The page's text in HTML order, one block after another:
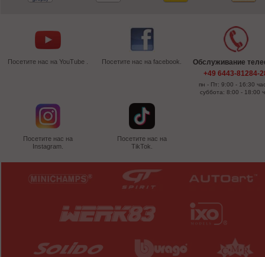
Посетите нас на YouTube . Посетите нас на facebook.
Посетите нас на
Instagram.
Посетите нас на
TikTok.
Обслуживание
+49 6443-81284-
пн - Пт: 9:00 - 16:30
суббота: 8:00 - 18:00